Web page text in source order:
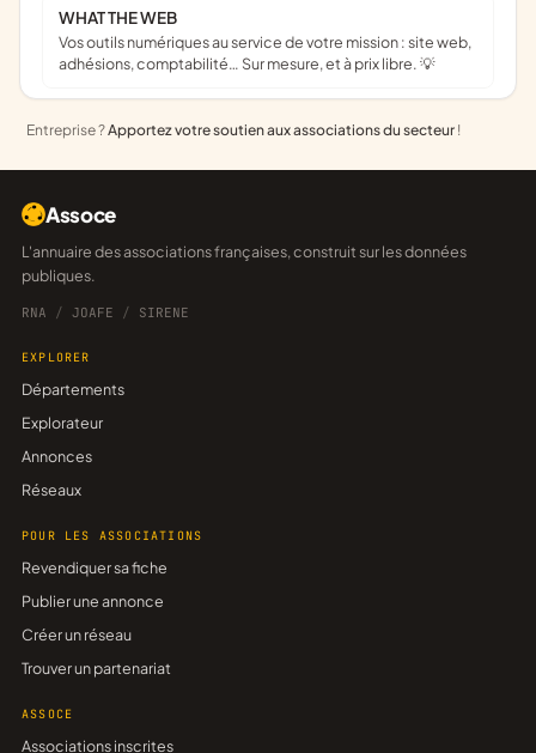
WHAT THE WEB
Vos outils numériques au service de votre mission : site web,
adhésions, comptabilité… Sur mesure, et à prix libre. 💡
Entreprise ?Apportez votre soutien aux associations du secteur !
Assoce
L'annuaire des associations françaises, construit sur les données
publiques.
RNA / JOAFE / SIRENE
EXPLORER
Départements
Explorateur
Annonces
Réseaux
POUR LES ASSOCIATIONS
Revendiquer sa fiche
Publier une annonce
Créer un réseau
Trouver un partenariat
ASSOCE
Associations inscrites